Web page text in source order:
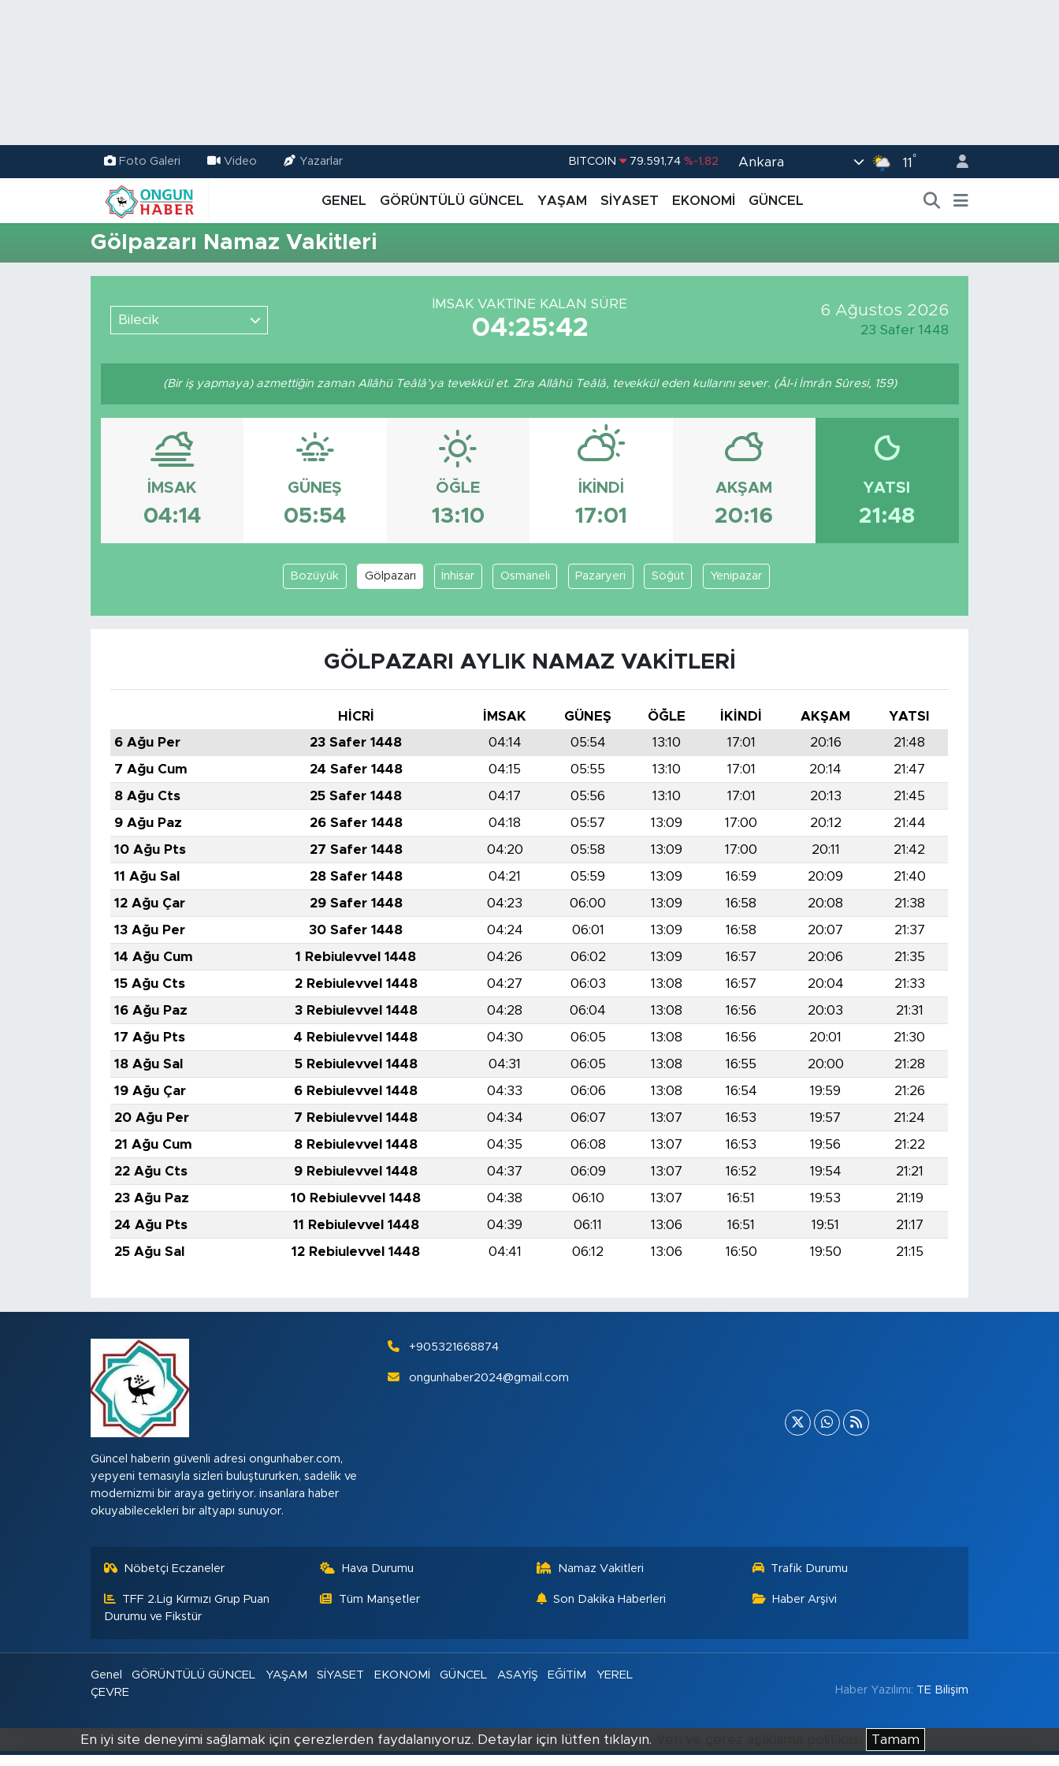
Foto Galeri Video Yazarlar BITCOIN 79.591,74 %-1.82
G.ALTIN 6862,09000 %0.19
BİST100
Ankara 11 °
GENEL GÖRÜNTÜLÜ GÜNCEL YAŞAM SİYASET EKONOMİ GÜNCEL
Gölpazarı Namaz Vakitleri
Bilecik
İMSAK VAKTİNE KALAN SÜRE
04:25:42
6 Ağustos 2026
23 Safer 1448
(Bir iş yapmaya) azmettiğin zaman Allâhü Teâlâ’ya tevekkül et. Zira Allâhü Teâlâ, tevekkül eden kullarını sever. (Âl-i İmrân Sûresi, 159)
İMSAK
04:14
GÜNEŞ
05:54
ÖĞLE
13:10
İKINDI
17:01
AKŞAM
20:16
YATSI
21:48
Bozüyük Gölpazarı İnhisar Osmaneli Pazaryeri Söğüt Yenipazar
GÖLPAZARI AYLIK NAMAZ VAKITLERI
HİCRİ İMSAK GÜNEŞ ÖĞLE İKINDI AKŞAM
YATSI
6 Ağu Per
23 Safer 1448 04:14 05:54 13:10 17:01 20:16
21:48
7 Ağu Cum
24 Safer 1448 04:15 05:55 13:10 17:01 20:14
21:47
8 Ağu Cts
25 Safer 1448 04:17 05:56 13:10 17:01 20:13
21:45
9 Ağu Paz
26 Safer 1448 04:18 05:57 13:09 17:00 20:12
21:44
10 Ağu Pts
27 Safer 1448 04:20 05:58 13:09 17:00 20:11
21:42
11 Ağu Sal
28 Safer 1448 04:21 05:59 13:09 16:59 20:09
21:40
12 Ağu Çar
29 Safer 1448 04:23 06:00 13:09 16:58 20:08
21:38
13 Ağu Per
30 Safer 1448 04:24 06:01 13:09 16:58 20:07
21:37
14 Ağu Cum
1 Rebiulevvel 1448 04:26 06:02 13:09 16:57 20:06
21:35
15 Ağu Cts
2 Rebiulevvel 1448 04:27 06:03 13:08 16:57 20:04
21:33
16 Ağu Paz
3 Rebiulevvel 1448 04:28 06:04 13:08 16:56 20:03
21:31
17 Ağu Pts
4 Rebiulevvel 1448 04:30 06:05 13:08 16:56 20:01
21:30
18 Ağu Sal
5 Rebiulevvel 1448 04:31 06:05 13:08 16:55 20:00
21:28
19 Ağu Çar
6 Rebiulevvel 1448 04:33 06:06 13:08 16:54 19:59
21:26
20 Ağu Per
7 Rebiulevvel 1448 04:34 06:07 13:07 16:53 19:57
21:24
21 Ağu Cum
8 Rebiulevvel 1448 04:35 06:08 13:07 16:53 19:56
21:22
22 Ağu Cts
9 Rebiulevvel 1448 04:37 06:09 13:07 16:52 19:54
21:21
23 Ağu Paz
10 Rebiulevvel 1448 04:38 06:10 13:07 16:51 19:53
21:19
24 Ağu Pts
11 Rebiulevvel 1448 04:39 06:11 13:06 16:51 19:51
21:17
25 Ağu Sal
12 Rebiulevvel 1448 04:41 06:12 13:06 16:50 19:50 21:15
Güncel haberin güvenli adresi ongunhaber.com,
yepyeni temasıyla sizleri buluştururken, sadelik ve
modernizmi bir araya getiriyor. insanlara haber
okuyabilecekleri bir altyapı sunuyor.
+905321668874
ongunhaber2024@gmail.com
Nöbetçi Eczaneler Hava Durumu Namaz Vakitleri Trafik Durumu
TFF 2.Lig Kırmızı Grup Puan
Durumu ve Fikstür
Tüm Manşetler Son Dakika Haberleri Haber Arşivi
Genel GÖRÜNTÜLÜ GÜNCEL YAŞAM SİYASET EKONOMİ GÜNCEL ASAYİŞ EĞİTİM
YEREL
ÇEVRE
Haber Yazılımı: TE Bilişim
En iyi site deneyimi sağlamak için çerezlerden faydalanıyoruz. Detaylar için lütfen tıklayın. Tamam
Trafik Durumu
TFF 2.Lig Kırmızı Grup Puan Durumu ve Fikstür
Tüm Manşetler